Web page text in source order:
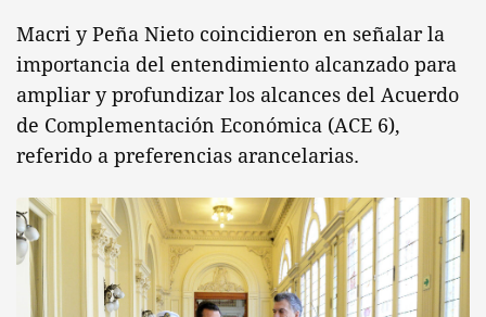
Macri y Peña Nieto coincidieron en señalar la
importancia del entendimiento alcanzado para
ampliar y profundizar los alcances del Acuerdo
de Complementación Económica (ACE 6),
referido a preferencias arancelarias.